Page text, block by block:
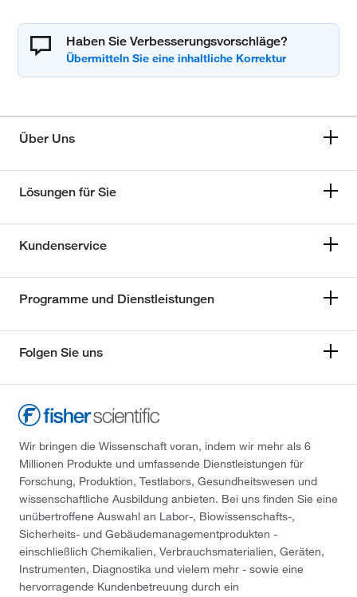
Haben Sie Verbesserungsvorschläge?
Über Uns
Lösungen für Sie
Kundenservice
Programme und Dienstleistungen
Folgen Sie uns
Wir bringen die Wissenschaft voran, indem wir mehr als 6
Millionen Produkte und umfassende Dienstleistungen für
Forschung, Produktion, Testlabors, Gesundheitswesen und
wissenschaftliche Ausbildung anbieten. Bei uns finden Sie eine
unübertroffene Auswahl an Labor-, Biowissenschafts-,
Sicherheits- und Gebäudemanagementprodukten -
einschließlich Chemikalien, Verbrauchsmaterialien, Geräten,
Instrumenten, Diagnostika und vielem mehr - sowie eine
hervorragende Kundenbetreuung durch ein